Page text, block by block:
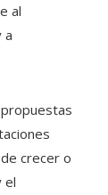
al
a
crecer o
el